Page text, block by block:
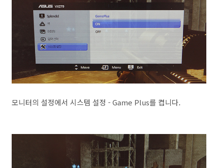
모니터의 설정에서 시스템 설정 - Game Plus를 켭니다.